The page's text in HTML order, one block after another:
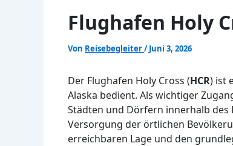
Flughafen Holy
Von Reisebegleiter/Juni 3, 2026
Der Flughafen Holy Cross (HCR) ist
Alaska bedient. Als wichtiger
Städten und Dörfern innerhalb des
Versorgung der örtlichen
erreichbaren Lage und den